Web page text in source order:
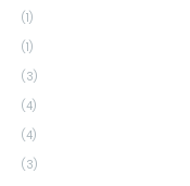
(1)
(1)
(3)
(4)
(4)
(3)